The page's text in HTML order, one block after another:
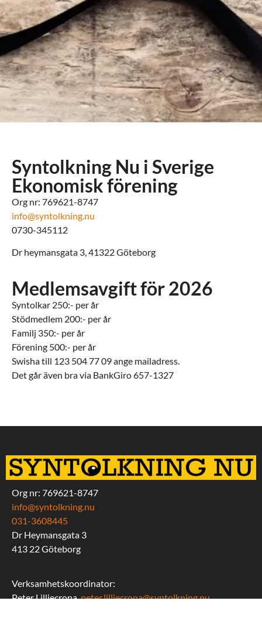
Syntolkning Nu i Sverige
Ekonomisk förening
Org nr: 769621-8747
info@syntolkning.nu
0730-345112
Dr heymansgata 3, 41322 Göteborg
Medlemsavgift för 2026
Syntolkar 250:- per år
Stödmedlem 200:- per år
Familj 350:- per år
Förening 500:- per år
Swisha till 123 504 77 09 ange mailadress.
Det går även bra via BankGiro 657-1327
Org nr: 769621-8747
info@syntolkning.nu
031-3608445
Dr Heymansgata 3
413 22 Göteborg
Verksamhetskoordinator:
Peter Lilliecrona,peter.lilliecrona@syntolkning.nu